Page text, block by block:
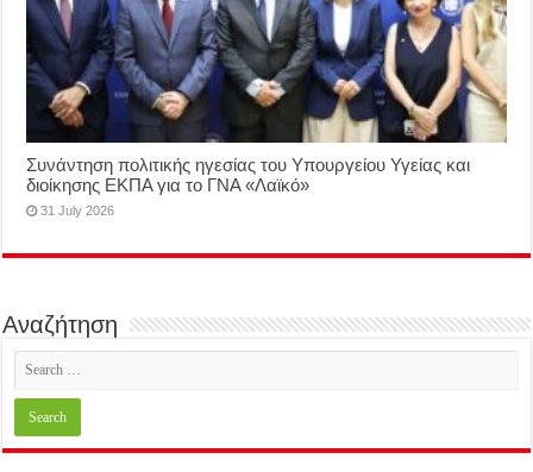
Συνάντηση πολιτικής ηγεσίας του Υπουργείου Υγείας και
διοίκησης ΕΚΠΑ για το ΓΝΑ «Λαϊκό»
31 July 2026
Αναζήτηση